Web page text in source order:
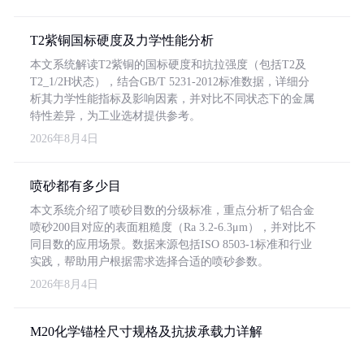
T2紫铜国标硬度及力学性能分析
本文系统解读T2紫铜的国标硬度和抗拉强度（包括T2及
T2_1/2H状态），结合GB/T 5231-2012标准数据，详细分
析其力学性能指标及影响因素，并对比不同状态下的金属
特性差异，为工业选材提供参考。
2026年8月4日
喷砂都有多少目
本文系统介绍了喷砂目数的分级标准，重点分析了铝合金
喷砂200目对应的表面粗糙度（Ra 3.2-6.3μm），并对比不
同目数的应用场景。数据来源包括ISO 8503-1标准和行业
实践，帮助用户根据需求选择合适的喷砂参数。
2026年8月4日
M20化学锚栓尺寸规格及抗拔承载力详解